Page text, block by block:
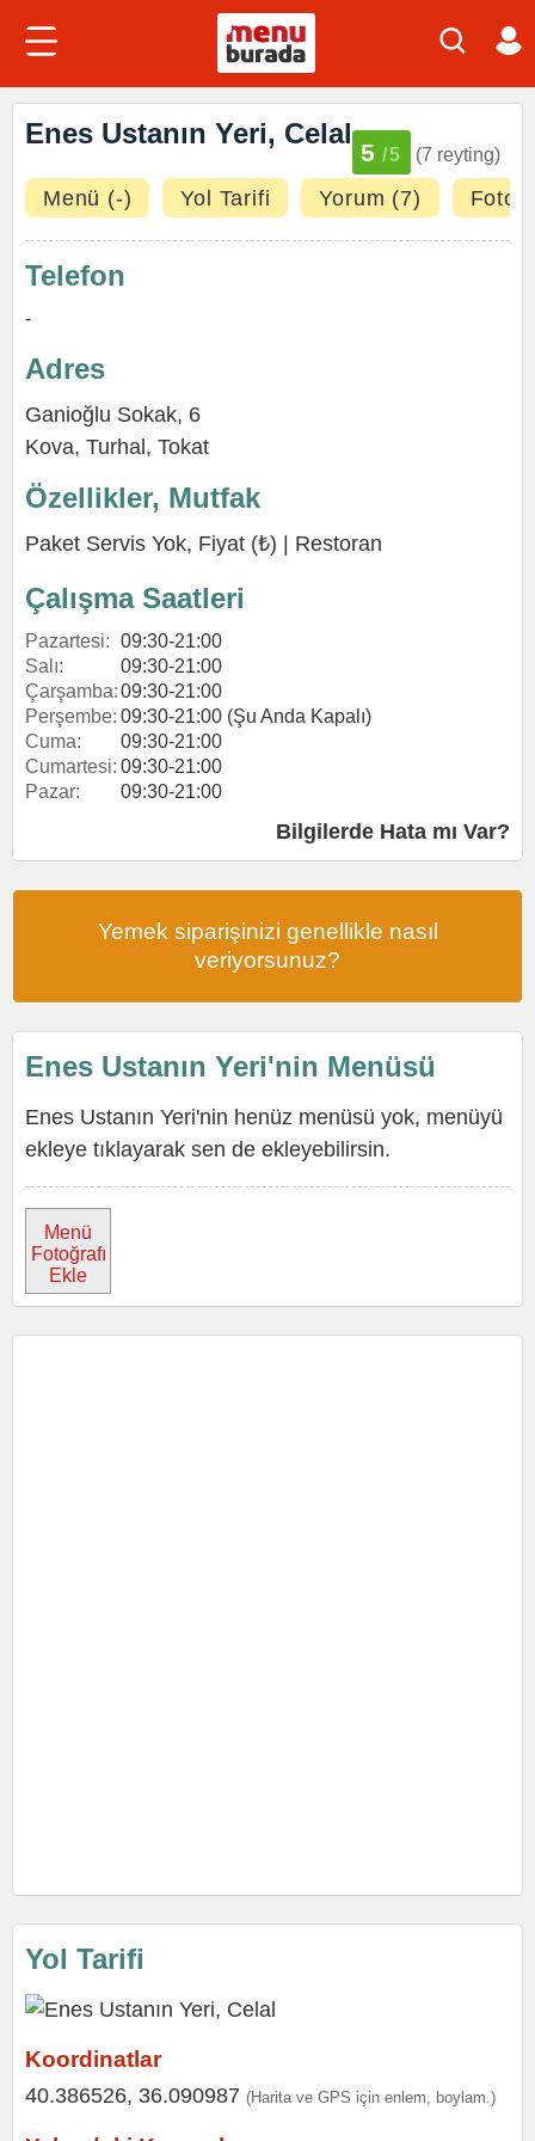
Enes Ustanın Yeri, Celal
5 /5 (7 reyting)
Menü (-) Yol Tarifi Yorum (7)
Telefon
-
Adres
Ganioğlu Sokak, 6
Kova, Turhal , Tokat
Özellikler, Mutfak
Paket Servis Yok, Fiyat (₺) | Restoran
Çalışma Saatleri
Pazartesi: 09:30-21:00
Salı:
09:30-21:00
Çarşamba:09:30-21:00
Perşembe: 09:30-21:00 (Şu Anda Kapalı)
Cuma:
09:30-21:00
Cumartesi: 09:30-21:00
Pazar:
09:30-21:00
Bilgilerde Hata mı Var?
Yemek siparişinizi genellikle nasıl
veriyorsunuz?
Enes Ustanın Yeri'nin Menüsü
Enes Ustanın Yeri'nin henüz menüsü yok, menüyü
ekleye tıklayarak sen de ekleyebilirsin.
Menü
Fotoğrafı
Ekle
Yol Tarifi
Koordinatlar
40.386526, 36.090987 (Harita ve GPS için enlem, boylam.)